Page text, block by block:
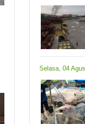
Selasa, 04